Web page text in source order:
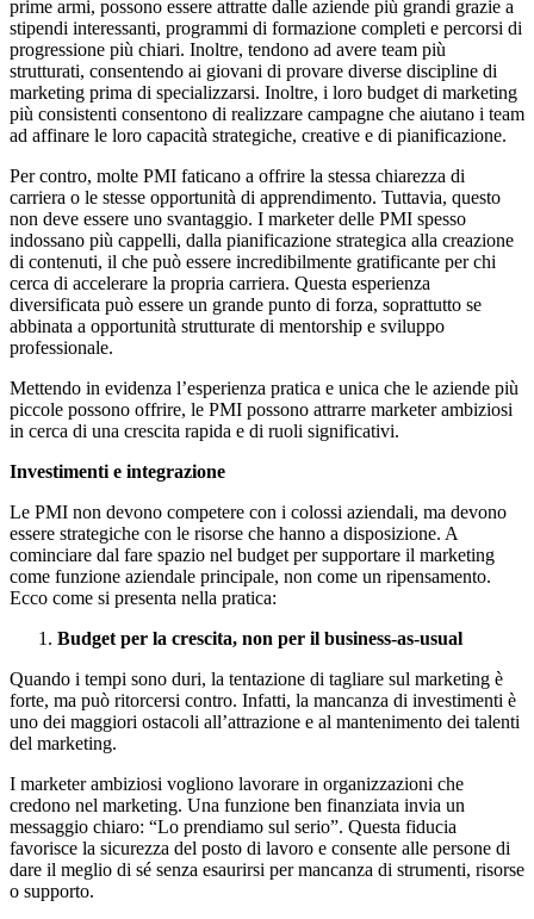
prime armi, possono essere attratte dalle aziende più grandi grazie a
stipendi interessanti, programmi di formazione completi e percorsi di
progressione più chiari. Inoltre, tendono ad avere team più
strutturati, consentendo ai giovani di provare diverse discipline di
marketing prima di specializzarsi. Inoltre, i loro budget di marketing
più consistenti consentono di realizzare campagne che aiutano i team
ad affinare le loro capacità strategiche, creative e di pianificazione.
Per contro, molte PMI faticano a offrire la stessa chiarezza di
carriera o le stesse opportunità di apprendimento. Tuttavia, questo
non deve essere uno svantaggio. I marketer delle PMI spesso
indossano più cappelli, dalla pianificazione strategica alla creazione
di contenuti, il che può essere incredibilmente gratificante per chi
cerca di accelerare la propria carriera. Questa esperienza
diversificata può essere un grande punto di forza, soprattutto se
abbinata a opportunità strutturate di mentorship e sviluppo
professionale.
Mettendo in evidenza l’esperienza pratica e unica che le aziende più
piccole possono offrire, le PMI possono attrarre marketer ambiziosi
in cerca di una crescita rapida e di ruoli significativi.
Investimenti e integrazione
Le PMI non devono competere con i colossi aziendali, ma devono
essere strategiche con le risorse che hanno a disposizione. A
cominciare dal fare spazio nel budget per supportare il marketing
come funzione aziendale principale, non come un ripensamento.
Ecco come si presenta nella pratica:
Budget per la crescita, non per il business-as-usual
Quando i tempi sono duri, la tentazione di tagliare sul marketing è
forte, ma può ritorcersi contro. Infatti, la mancanza di investimenti è
uno dei maggiori ostacoli all’attrazione e al mantenimento dei talenti
del marketing.
I marketer ambiziosi vogliono lavorare in organizzazioni che
credono nel marketing. Una funzione ben finanziata invia un
messaggio chiaro: “Lo prendiamo sul serio”. Questa fiducia
favorisce la sicurezza del posto di lavoro e consente alle persone di
dare il meglio di sé senza esaurirsi per mancanza di strumenti, risorse
o supporto.